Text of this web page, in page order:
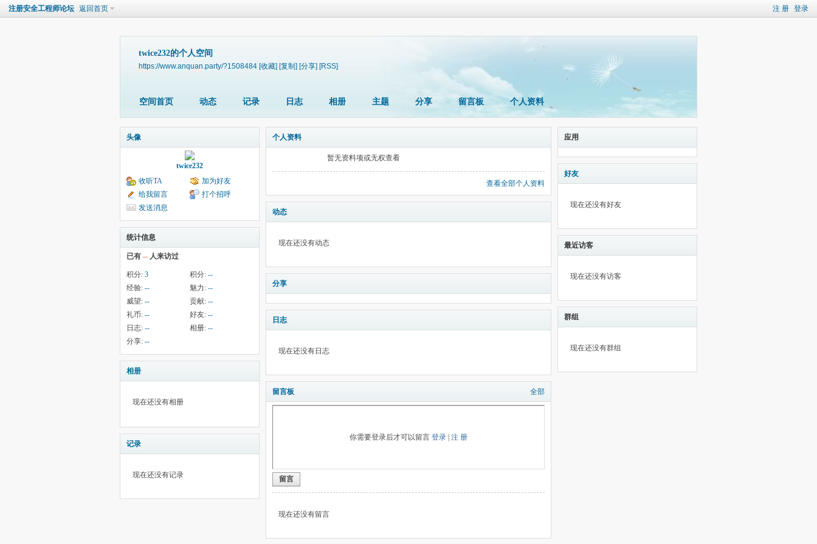
注 册 登录
注册安全工程师论坛 返回首页
twice232的个人空间
https://www.anquan.party/?1508484 [收藏] [复制] [分享] [RSS]
空间首页 动态 记录 日志 相册 主题 分享 留言板 个人资料
头像
twice232
收听TA
加为好友
给我留言
打个招呼
发送消息
统计信息
已有 -- 人来访过
积分: 3 积分: --
经验: -- 魅力: --
威望: -- 贡献: --
礼币: -- 好友: --
日志: -- 相册: --
分享: --
相册
现在还没有相册
记录
现在还没有记录
个人资料
暂无资料项或无权查看
查看全部个人资料
动态
现在还没有动态
分享
日志
现在还没有日志
留言板 全部
你需要登录后才可以留言 登录 注 册
留言
现在还没有留言
应用
好友
现在还没有好友
最近访客
现在还没有访客
群组
现在还没有群组